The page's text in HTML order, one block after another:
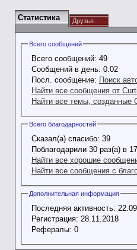
Статистика Друзья
Всего сообщений
Всего сообщений: 49
Сообщений в день: 0.02
Посл. сообщение: Поиск
Найти все сообщения от
Найти все темы, созданные
Всего благодарностей
Сказал(а) спасибо: 39
Поблагодарили 30 раз(а) в
Найти все хорошие
Найти все сообщения с
Дополнительная информация
Последняя активность:
Регистрация: 28.11.2018
Рефералы: 0